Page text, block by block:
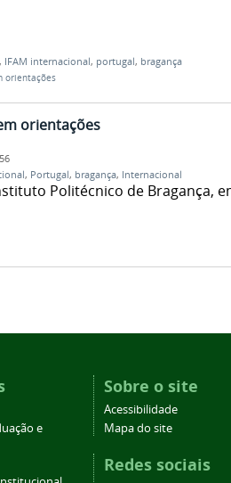
, IFAM internacional, portugal, bragança
orientações
orientações
, Portugal, bragança, Internacional
Politécnico de Bragança,
e
Sobre o site
Acessibilidade
Mapa do site
Redes sociais